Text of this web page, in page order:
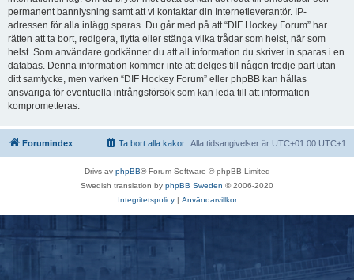
permanent bannlysning samt att vi kontaktar din Internetleverantör. IP-
adressen för alla inlägg sparas. Du går med på att “DIF Hockey Forum” har
rätten att ta bort, redigera, flytta eller stänga vilka trådar som helst, när som
helst. Som användare godkänner du att all information du skriver in sparas i en
databas. Denna information kommer inte att delges till någon tredje part utan
ditt samtycke, men varken “DIF Hockey Forum” eller phpBB kan hållas
ansvariga för eventuella intrångsförsök som kan leda till att information
komprometteras.
Forumindex Alla tidsangivelser är UTC+01:00 UTC+1
Ta bort alla kakor
Drivs av phpBB® Forum Software © phpBB Limited
Swedish translation by phpBB Sweden © 2006-2020
Integritetspolicy| Användarvillkor